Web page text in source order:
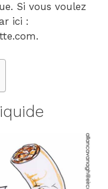
Si vous voulez
ici :